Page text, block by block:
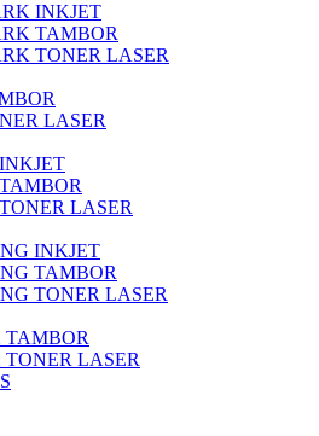
INKJET
TAMBOR
TONER LASER
LASER
LASER
INKJET
TAMBOR
TONER LASER
TAMBOR
TONER LASER